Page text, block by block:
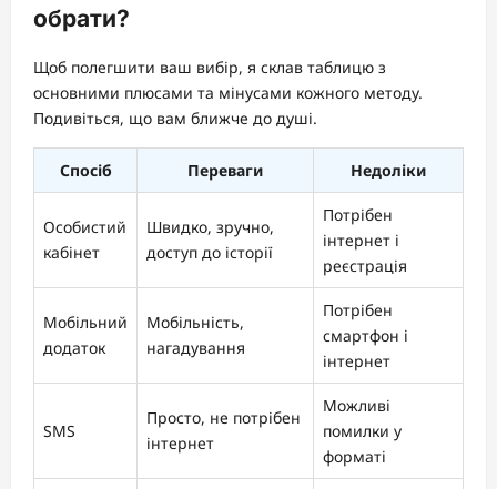
обрати?
Щоб полегшити ваш вибір, я склав таблицю з
основними плюсами та мінусами кожного методу.
Подивіться, що вам ближче до душі.
Спосіб Переваги Недоліки
Особистий
кабінет
Швидко, зручно,
доступ до історії
Потрібен
інтернет і
реєстрація
Мобільний
додаток
Мобільність,
нагадування
Потрібен
смартфон і
інтернет
SMS
Просто, не потрібен
інтернет
Можливі
помилки у
форматі